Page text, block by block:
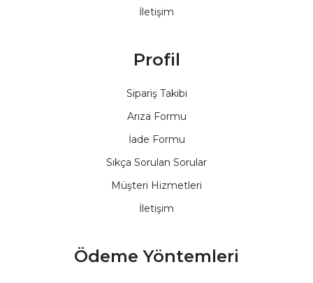
İletişim
Profil
Sipariş Takibi
Arıza Formu
İade Formu
Sıkça Sorulan Sorular
Müşteri Hizmetleri
İletişim
Ödeme Yöntemleri